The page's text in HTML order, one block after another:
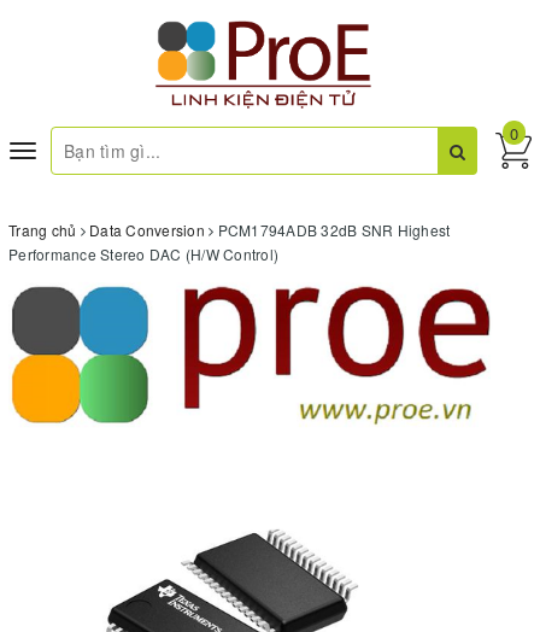
Toggle
navigation
0
Trang chủ Data Conversion
PCM1794ADB 32dB SNR Highest
Performance Stereo DAC (H/W Control)